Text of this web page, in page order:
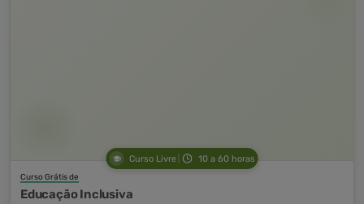
Curso Livre 10 a 60 horas
Curso Grátis de
Educação Inclusiva